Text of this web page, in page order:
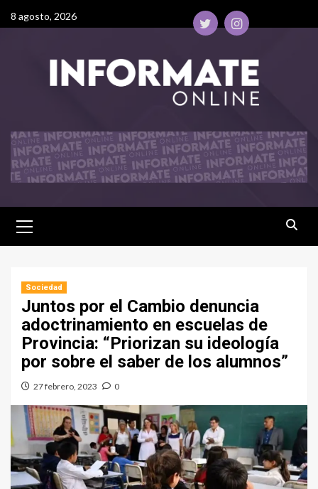
8 agosto, 2026
Sociedad
Juntos por el Cambio denuncia
adoctrinamiento en escuelas de
Provincia: “Priorizan su ideología
por sobre el saber de los alumnos”
27 febrero, 2023 0